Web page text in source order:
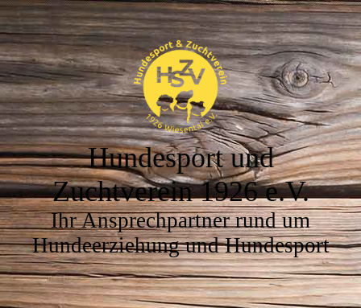
Hundesport und
Zuchtverein 1926 e.V.
Ihr Ansprechpartner rund um
Hundeerziehung und Hundesport